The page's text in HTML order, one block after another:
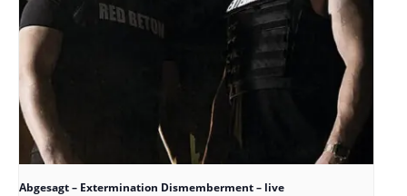
Abgesagt – Extermination Dismemberment – live